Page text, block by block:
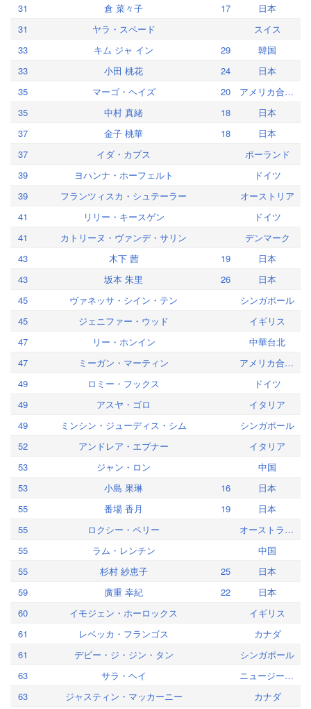
31
倉 菜々子 17
日本
31
ヤラ・スペード
スイス
33
キム ジャ イン 29
韓国
33
小田 桃花 24
日本
35
マーゴ・ヘイズ 20
アメリカ合衆国
35
中村 真緒 18
日本
37
金子 桃華 18
日本
37
イダ・カプス
ポーランド
39
ヨハンナ・ホーフェルト
ドイツ
39
フランツィスカ・シュテーラー
オーストリア
41
リリー・キースゲン
ドイツ
41
カトリーヌ・ヴァンデ・サリン
デンマーク
43
木下 茜 19
日本
43
坂本 朱里 26
日本
45
ヴァネッサ・シイン・テン
シンガポール
45
ジェニファー・ウッド
イギリス
47
リー・ホンイン
中華台北
47
ミーガン・マーティン
アメリカ合衆国
49
ロミー・フックス
ドイツ
49
アスヤ・ゴロ
イタリア
49
ミンシン・ジューディス・シム
シンガポール
52
アンドレア・エブナー
イタリア
53
ジャン・ロン
中国
53
小島 果琳 16
日本
55
番場 香月 19
日本
55
ロクシー・ペリー
オーストラリア
55
ラム・レンチン
中国
55
杉村 紗恵子 25
日本
59
廣重 幸紀 22
日本
60
イモジェン・ホーロックス
イギリス
61
レベッカ・フランゴス
カナダ
61
デビー・ジ・ジン・タン
シンガポール
63
サラ・ヘイ
ニュージーランド
63
ジャスティン・マッカーニー
カナダ